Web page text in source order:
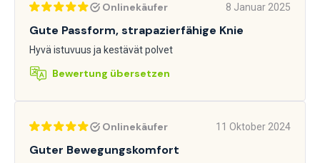
Onlinekäufer 8 Januar 2025
Gute Passform, strapazierfähige Knie
Hyvä istuvuus ja kestävät polvet
Bewertung übersetzen
Onlinekäufer 11 Oktober 2024
Guter Bewegungskomfort